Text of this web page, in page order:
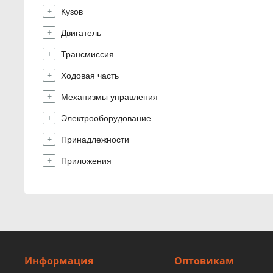
Кузов
Двигатель
Трансмиссия
Ходовая часть
Механизмы управления
Электрооборудование
Принадлежности
Приложения
Информация Оптовикам